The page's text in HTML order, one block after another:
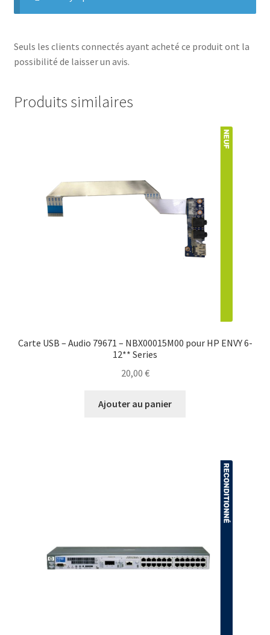
Seuls les clients connectés ayant acheté ce produit ont la
possibilité de laisser un avis.
Produits similaires
Carte USB – Audio 79671 – NBX00015M00 pour HP ENVY 6-
12** Series
20,00 €
Ajouter au panier